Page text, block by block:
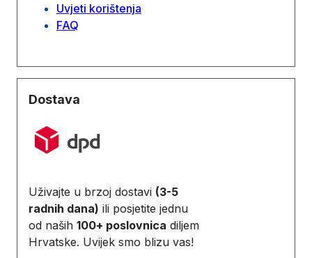
Uvjeti korištenja
FAQ
Dostava
Uživajte u brzoj dostavi (3-5
radnih dana) ili posjetite jednu
od naših 100+ poslovnica diljem
Hrvatske. Uvijek smo blizu vas!